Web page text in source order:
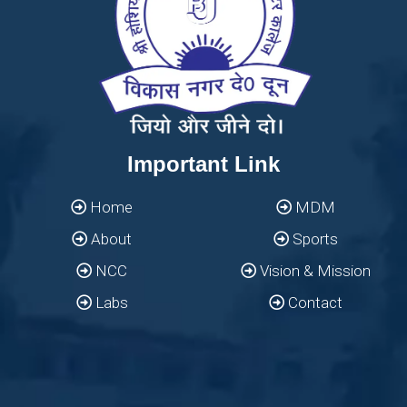
Important Link
Home
About
NCC
Labs
MDM
Sports
Vision & Mission
Contact